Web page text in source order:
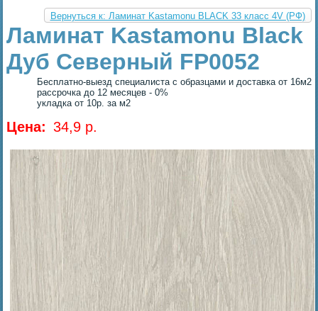
Вернуться к: Ламинат Kastamonu BLACK 33 класс 4V (РФ)
Ламинат Kastamonu Black
Дуб Северный FP0052
Бесплатно-выезд специалиста с образцами и доставка от 16м2
рассрочка до 12 месяцев - 0%
укладка от 10р. за м2
Цена: 34,9 p.